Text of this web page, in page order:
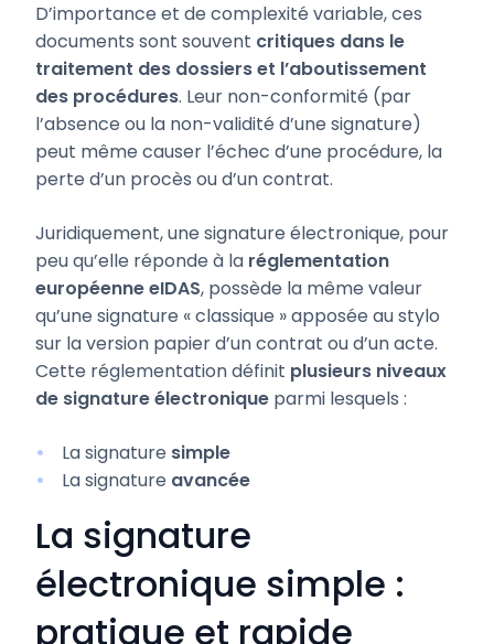
D’importance et de complexité variable, ces
documents sont souvent critiques dans le
traitement des dossiers et l’aboutissement
des procédures. Leur non-conformité (par
l’absence ou la non-validité d’une signature)
peut même causer l’échec d’une procédure, la
perte d’un procès ou d’un contrat.
Juridiquement, une signature électronique, pour
peu qu’elle réponde à la réglementation
européenne eIDAS, possède la même valeur
qu’une signature « classique » apposée au stylo
sur la version papier d’un contrat ou d’un acte.
Cette réglementation définit plusieurs niveaux
de signature électronique parmi lesquels :
La signature simple
La signature avancée
La signature
électronique simple :
pratique et rapide